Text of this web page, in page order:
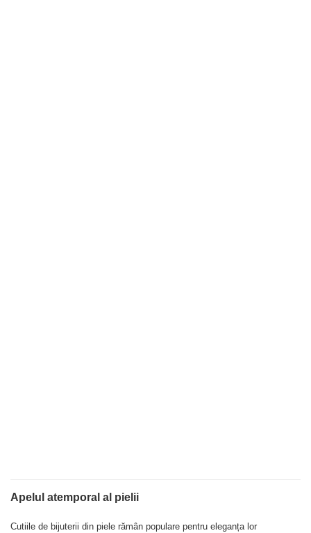
Apelul atemporal al pielii
Cutiile de bijuterii din piele rămân populare pentru eleganța lor